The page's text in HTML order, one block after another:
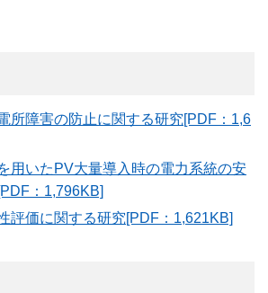
所障害の防止に関する研究[PDF：1,6
用いたPV大量導入時の電力系統の安
：1,796KB]
評価に関する研究[PDF：1,621KB]